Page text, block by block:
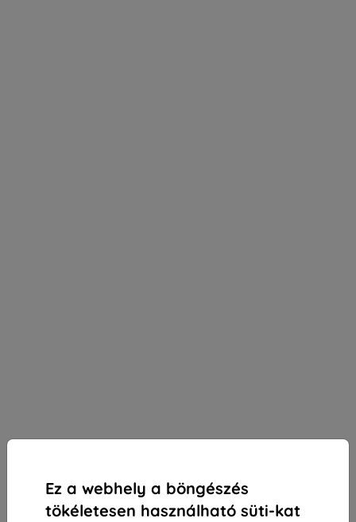
Ez a webhely a böngészés
tökéletesen használható süti-kat